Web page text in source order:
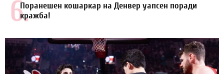
6.Поранешен кошаркар на Денвер уапсен поради
кражба!